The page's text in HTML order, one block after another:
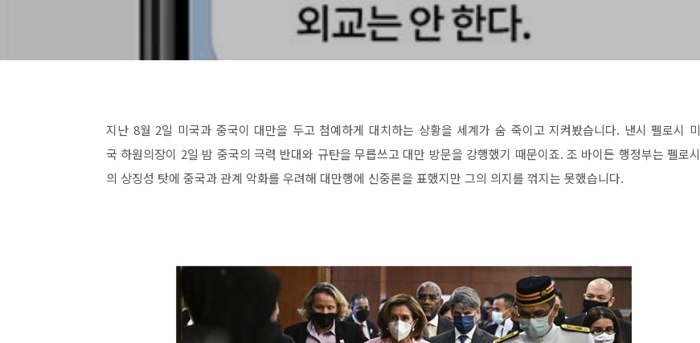
지난 8월 2일 미국과 중국이 대만을 두고 첨예하게 대치하는 상황을 세계가 숨 죽이고 지켜봤습니다. 낸시 펠로시 미
국 하원의장이 2일 밤 중국의 극력 반대와 규탄을 무릅쓰고 대만 방문을 강행했기 때문이죠. 조 바이든 행정부는 펠로시
의 상징성 탓에 중국과 관계 악화를 우려해 대만행에 신중론을 표했지만 그의 의지를 꺾지는 못했습니다.